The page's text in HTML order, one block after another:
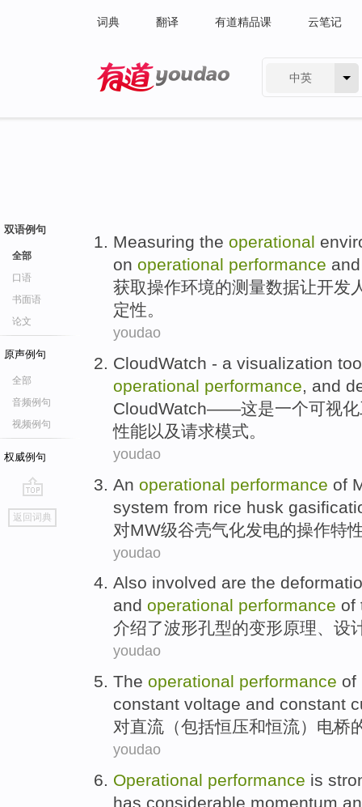
词典 翻译 有道精品课 云笔记
中英
双语例句
全部
口语
书面语
论文
原声例句
全部
音频例句
视频例句
权威例句
go
top
返回词典
Measuring the operational
on operational performance and
获取操作环境的测量数据让开发
定性。
youdao
CloudWatch - a visualization
operational performance, and
CloudWatch——这是一个可视化
性能以及请求模式。
youdao
An operational performance of
system from rice husk
对MW级谷壳气化发电的操作特
youdao
Also involved are the
and operational performance of
介绍了波形孔型的变形原理、 设
youdao
The operational performance of
constant voltage and constant
对直流 （包括恒压和恒流） 电桥
youdao
Operational performance is
has considerable momentum